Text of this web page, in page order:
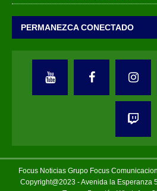
PERMANEZCA CONECTADO
Focus Noticias Grupo Focus
Copyright@2023 - Avenida la Esperanza